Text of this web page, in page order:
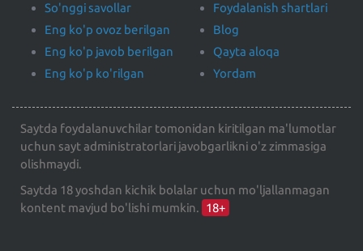
So'nggi savollar
Eng ko'p ovoz berilgan
Eng ko'p javob berilgan
Eng ko'p ko'rilgan
Foydalanish shartlari
Blog
Qayta aloqa
Yordam
Saytda foydalanuvchilar tomonidan kiritilgan ma'lumotlar
uchun sayt administratorlari javobgarlikni o'z zimmasiga
olishmaydi.
Saytda 18 yoshdan kichik bolalar uchun mo'ljallanmagan
kontent mavjud bo'lishi mumkin. 18+